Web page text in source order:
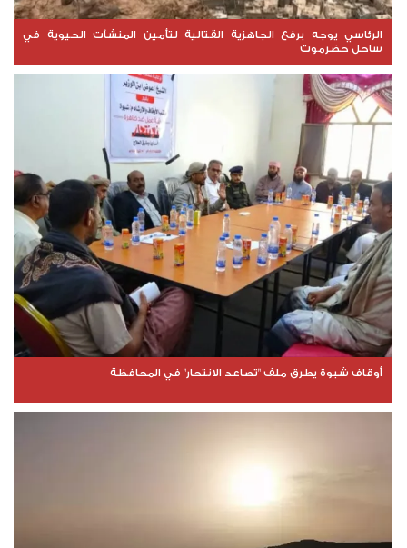
الرئاسي يوجه برفع الجاهزية القتالية لتأمين المنشآت الحيوية في
ساحل حضرموت
أوقاف شبوة يطرق ملف "تصاعد الانتحار" في المحافظة